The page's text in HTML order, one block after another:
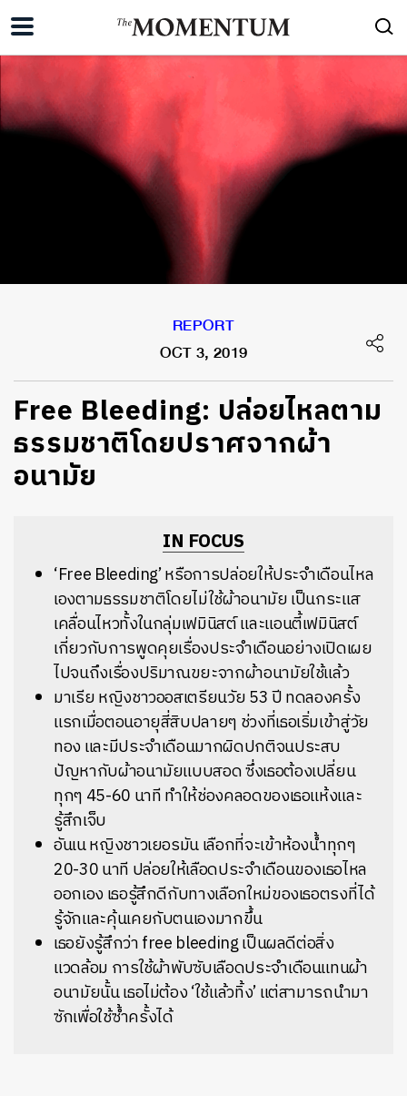
REPORT
OCT 3, 2019
Free Bleeding: ปล่อยไหลตาม
ธรรมชาติโดยปราศจากผ้า
อนามัย
IN FOCUS
‘Free Bleeding’ หรือการปล่อยให้ประจำเดือนไหล
เองตามธรรมชาติโดยไม่ใช้ผ้าอนามัย เป็นกระแส
เคลื่อนไหวทั้งในกลุ่มเฟมินิสต์ และแอนตี้เฟมินิสต์
เกี่ยวกับการพูดคุยเรื่องประจำเดือนอย่างเปิดเผย
ไปจนถึงเรื่องปริมาณขยะจากผ้าอนามัยใช้แล้ว
มาเรีย หญิงชาวออสเตรียนวัย 53 ปี ทดลองครั้ง
แรกเมื่อตอนอายุสี่สิบปลายๆ ช่วงที่เธอเริ่มเข้าสู่วัย
ทอง และมีประจำเดือนมากผิดปกติจนประสบ
ปัญหากับผ้าอนามัยแบบสอด ซึ่งเธอต้องเปลี่ยน
ทุกๆ 45-60 นาที ทำให้ช่องคลอดของเธอแห้งและ
รู้สึกเจ็บ
อันเน หญิงชาวเยอรมัน เลือกที่จะเข้าห้องน้ำทุกๆ
20-30 นาที ปล่อยให้เลือดประจำเดือนของเธอไหล
ออกเอง เธอรู้สึกดีกับทางเลือกใหม่ของเธอตรงที่ได้
รู้จักและคุ้นเคยกับตนเองมากขึ้น
เธอยังรู้สึกว่า free bleeding เป็นผลดีต่อสิ่ง
แวดล้อม การใช้ผ้าพับซับเลือดประจำเดือนแทนผ้า
อนามัยนั้น เธอไม่ต้อง ‘ใช้แล้วทิ้ง’ แต่สามารถนำมา
ซักเพื่อใช้ซ้ำครั้งได้